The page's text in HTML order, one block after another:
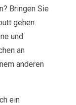
Bringen Sie
gehen
und
an
anderen
ein